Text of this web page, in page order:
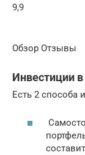
9,9
Обзор Отзывы
Инвестиции
Есть 2 способа